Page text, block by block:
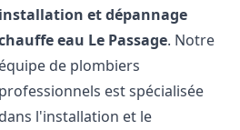
installation et dépannage
eau Le Passage. Notre
équipe de plombiers
professionnels est spécialisée
dans l'installation et le